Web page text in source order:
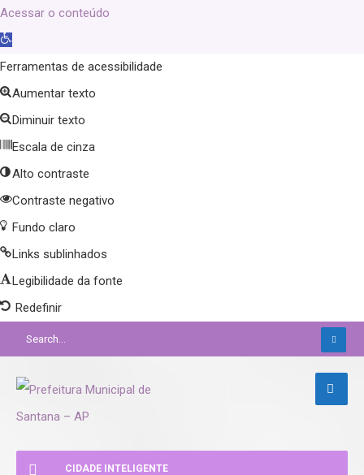
Acessar o conteúdo
Abrir
a
barra
de
ferramentas
Ferramentas de acessibilidade
Aumentar texto
Diminuir texto
Escala de cinza
Alto contraste
Contraste negativo
Fundo claro
Links sublinhados
Legibilidade da fonte
Redefinir
CIDADE INTELIGENTE